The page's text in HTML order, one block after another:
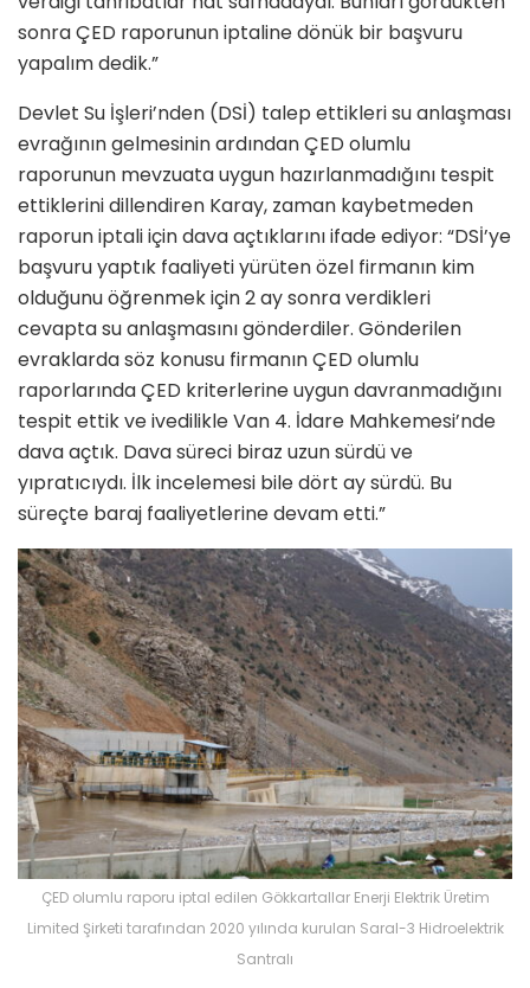
sonra ÇED raporunun iptaline dönük bir başvuru
yapalım dedik.”
Devlet Su İşleri’nden (DSİ) talep ettikleri su anlaşması
evrağının gelmesinin ardından ÇED olumlu
raporunun mevzuata uygun hazırlanmadığını tespit
ettiklerini dillendiren Karay, zaman kaybetmeden
raporun iptali için dava açtıklarını ifade ediyor: “DSİ’ye
başvuru yaptık faaliyeti yürüten özel firmanın kim
olduğunu öğrenmek için 2 ay sonra verdikleri
cevapta su anlaşmasını gönderdiler. Gönderilen
evraklarda söz konusu firmanın ÇED olumlu
raporlarında ÇED kriterlerine uygun davranmadığını
tespit ettik ve ivedilikle Van 4. İdare Mahkemesi’nde
dava açtık. Dava süreci biraz uzun sürdü ve
yıpratıcıydı. İlk incelemesi bile dört ay sürdü. Bu
süreçte baraj faaliyetlerine devam etti.”
ÇED olumlu raporu iptal edilen Gökkartallar Enerji Elektrik Üretim
Limited Şirketi tarafından 2020 yılında kurulan Saral-3 Hidroelektrik
Santralı